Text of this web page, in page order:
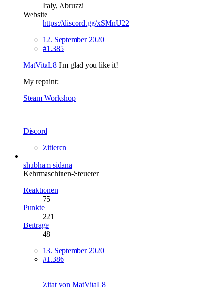
Italy, Abruzzi
Website
https://discord.gg/xSMnU22
12. September 2020
#1.385
MatVitaL8 I'm glad you like it!
My repaint:
Steam Workshop
Discord
Zitieren
shubham sidana
Kehrmaschinen-Steuerer
Reaktionen
75
Punkte
221
Beiträge
48
13. September 2020
#1.386
Zitat von MatVitaL8